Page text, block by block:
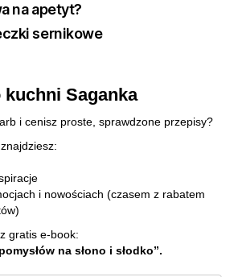
na apetyt?
sernikowe
kuchni Saganka
i cenisz proste, sprawdzone przepisy?
i nowościach (czasem z rabatem
gratis e-book:
na słono i słodko”.